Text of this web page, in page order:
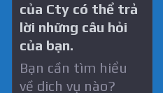
của Cty có thể trả
lời những câu hỏi
của bạn.
Bạn cần tìm hiểu
về dich vụ nào?